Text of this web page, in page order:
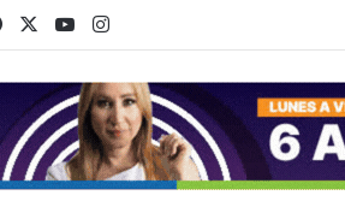
FacebookYouTubeInstagram